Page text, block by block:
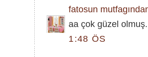
fatosun
aa çok güzel
1:48 ÖS